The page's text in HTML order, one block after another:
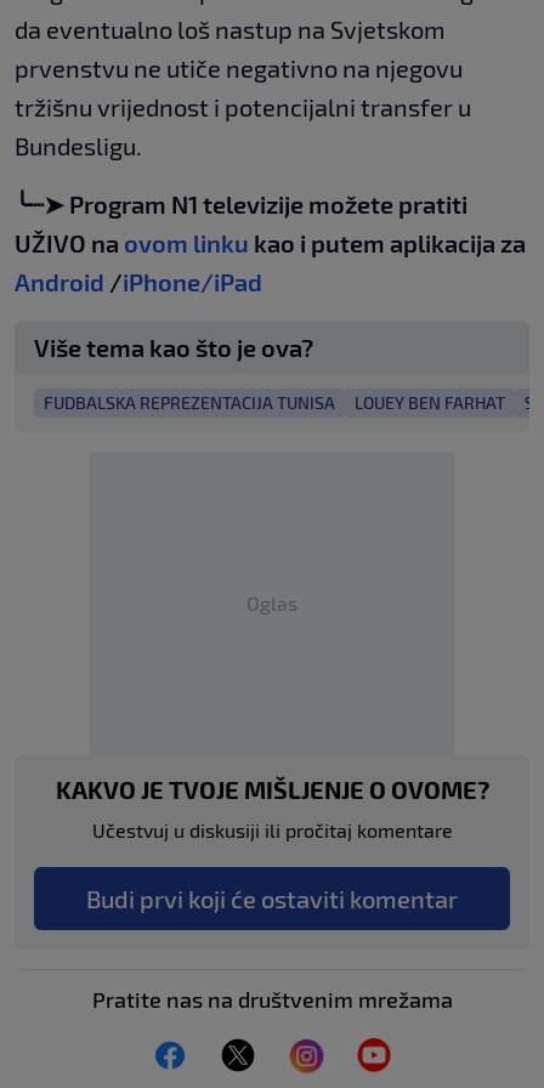
da eventualno loš nastup na Svjetskom
prvenstvu ne utiče negativno na njegovu
tržišnu vrijednost i potencijalni transfer u
Bundesligu.
╰┈➤ Program N1 televizije možete pratiti
UŽIVO na ovom linku kao i putem aplikacija za
Android /iPhone/iPad
Više tema kao što je ova?
FUDBALSKA REPREZENTACIJA TUNISA LOUEY BEN FARHAT
Oglas
KAKVO JE TVOJE MIŠLJENJE O OVOME?
Učestvuj u diskusiji ili pročitaj komentare
Budi prvi koji će ostaviti komentar
Pratite nas na društvenim mrežama